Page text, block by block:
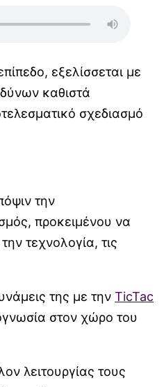
εξελίσσεται με
καθιστά
σχεδιασμό
την
προκειμένου να
τεχνολογία, τις
της με την TicTac
στον χώρο του
λειτουργίας τους